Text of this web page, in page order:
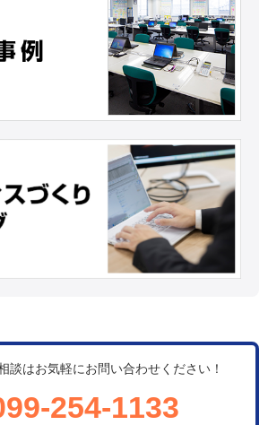
談はお気軽にお問い合わせください！
254-1133